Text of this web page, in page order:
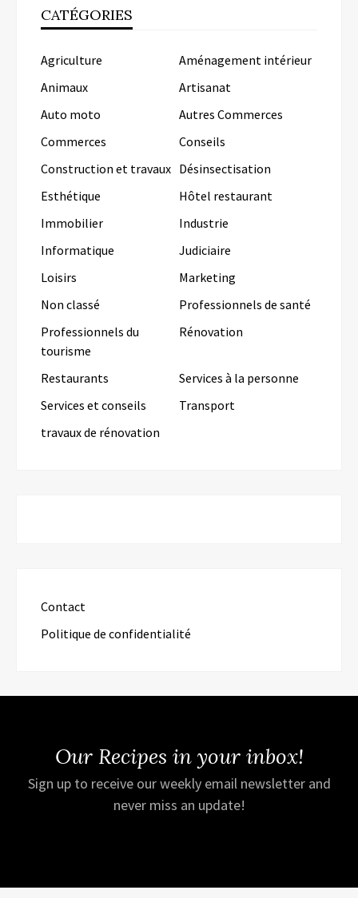
CATÉGORIES
Agriculture
Aménagement intérieur
Animaux
Artisanat
Auto moto
Autres Commerces
Commerces
Conseils
Construction et travaux Désinsectisation
Esthétique
Hôtel restaurant
Immobilier
Industrie
Informatique
Judiciaire
Loisirs
Marketing
Non classé
Professionnels de santé
Professionnels du
tourisme
Rénovation
Restaurants
Services à la personne
Services et conseils
Transport
travaux de rénovation
Contact
Politique de confidentialité
Our Recipes in your inbox!
Sign up to receive our weekly email newsletter and
never miss an update!